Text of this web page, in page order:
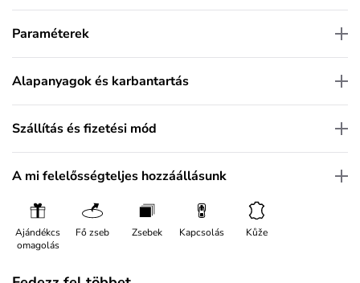
Paraméterek
Alapanyagok és karbantartás
Szállítás és fizetési mód
A mi felelősségteljes hozzáállásunk
Ajándékcs
omagolás
Fő zseb Zsebek Kapcsolás Kůže